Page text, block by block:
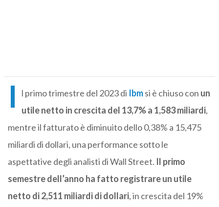
I l primo trimestre del 2023 di Ibmsi è chiuso con un
utile netto in crescita del 13,7% a 1,583 miliardi,
mentre il fatturato è diminuito dello 0,38% a 15,475
miliardi di dollari, una performance sotto le
aspettative degli analisti di Wall Street. Il primo
semestre dell’anno ha fatto registrare un utile
netto di 2,511 miliardi di dollari, in crescita del 19%